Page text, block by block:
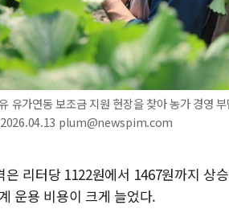
유가연동 보조금 지원 현장을 찾아 농가 경영
2026.04.13 plum@newspim.com
리터당 1122원에서 1467원까지 상
운용 비용이 크게 늘었다.